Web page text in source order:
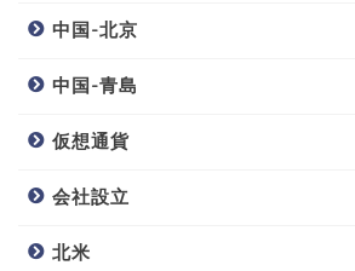
中国-北京
中国-青島
仮想通貨
会社設立
北米